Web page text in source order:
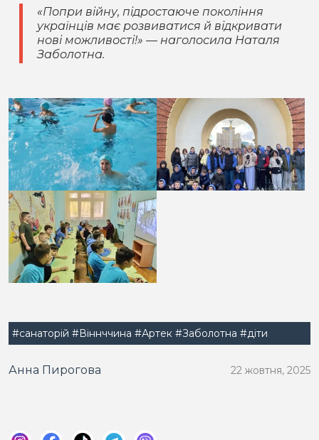
«Попри війну, підростаюче покоління
українців має розвиватися й відкривати
нові можливості!» — наголосила Наталя
Заболотна.
#санаторій #Віннччина #Артек #Заболотна #діти
Анна Пирогова 22 жовтня, 2025